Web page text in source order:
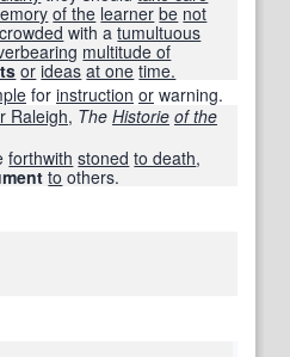
of the learner be not
crowded with atumultuous
multitude of
or ideas at one time.
for instruction or warning.
Raleigh, The Historie of the
forthwith stoned to death,
to others.